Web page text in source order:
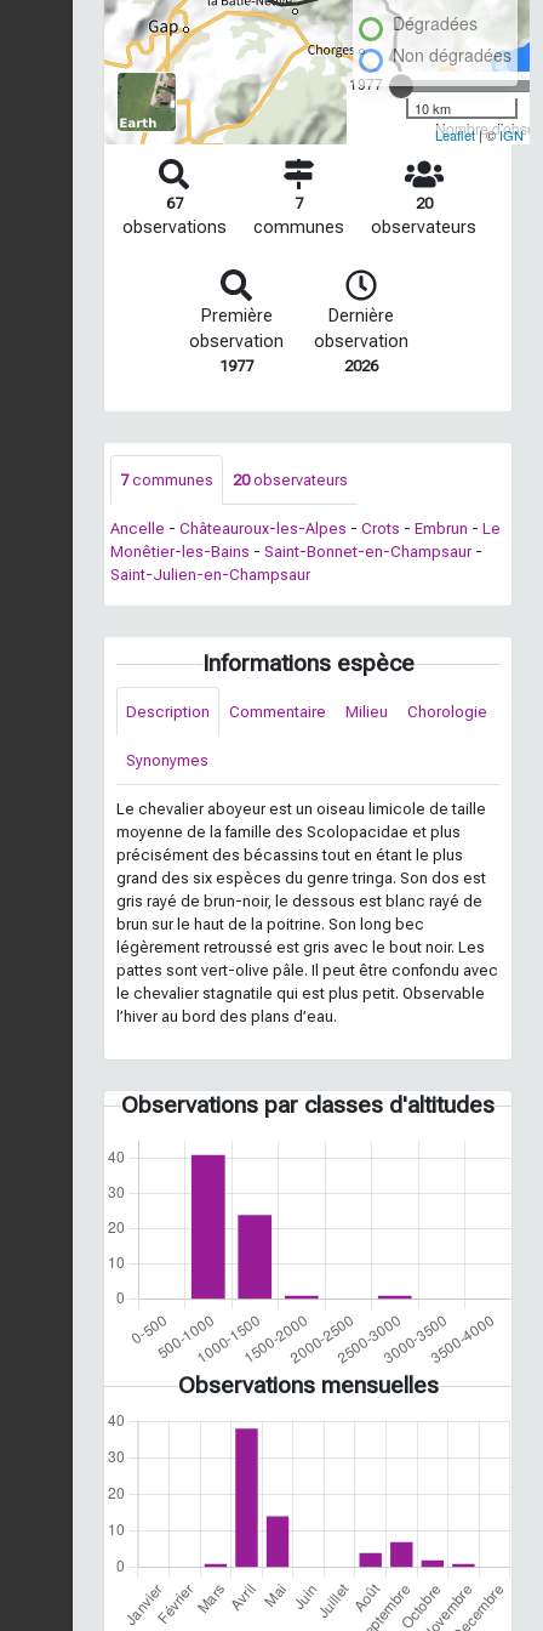
1977
Nombre
Dégradées
Non dégradées
10 km
Leaflet| ©IGN
67
observations
7
communes
20
observateurs
Première
observation
1977
Dernière
observation
2026
7communes 20observateurs
Ancelle - Châteauroux-les-Alpes - Crots - Embrun - Le
Monêtier-les-Bains - Saint-Bonnet-en-Champsaur -
Saint-Julien-en-Champsaur
Informations espèce
Description Commentaire Milieu Chorologie
Synonymes
Le chevalier aboyeur est un oiseau limicole de taille
moyenne de la famille des Scolopacidae et plus
précisément des bécassins tout en étant le plus
grand des six espèces du genre tringa. Son dos est
gris rayé de brun-noir, le dessous est blanc rayé de
brun sur le haut de la poitrine. Son long bec
légèrement retroussé est gris avec le bout noir. Les
pattes sont vert-olive pâle. Il peut être confondu avec
le chevalier stagnatile qui est plus petit. Observable
l’hiver au bord des plans d’eau.
Observations par classes d'altitudes
Observations mensuelles